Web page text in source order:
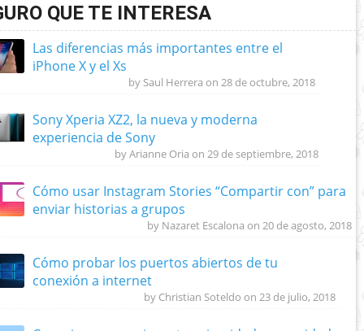
QUE TE INTERESA
Las diferencias más importantes entre el
iPhone X y el Xs
by Saul Herrera on 28 de octubre, 2018
Sony Xperia XZ2, la nueva y moderna
experiencia de Sony
by Arianne Oria on 29 de septiembre, 2018
Cómo usar Instagram Stories “Compartir con” para
enviar historias a grupos
by Nazaret Escalona on 20 de agosto, 2018
Cómo probar los puertos abiertos de tu
conexión a internet
by Christian Soteldo on 23 de julio, 2018